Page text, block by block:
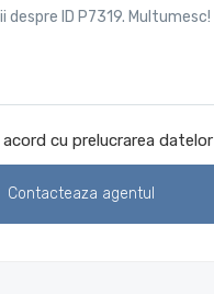
cu prelucrarea datelor